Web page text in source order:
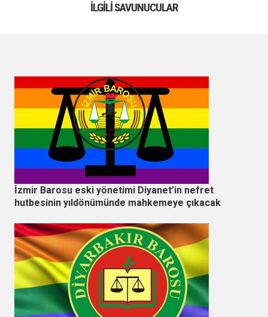
İLGILI SAVUNUCULAR
İzmir Barosu eski yönetimi Diyanet’in nefret
hutbesinin yıldönümünde mahkemeye çıkacak